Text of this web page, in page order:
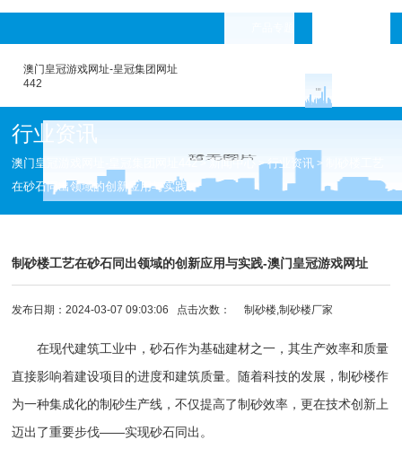
澳门皇冠游戏网址-皇冠集团网址
442
行业资讯
澳门皇冠游戏网址-皇冠集团网址442>新闻中心 >行业资讯 >
在砂石同出领域的创新应用与实践
制砂楼工艺在砂石同出领域的创新应用与实践-澳门皇冠游戏网址
发布日期：2024-03-07 09:03:06 点击次数：制砂楼,制砂楼厂家
在现代建筑工业中，砂石作为基础建材之一，其生产效率和质量
直接影响着建设项目的进度和建筑质量。随着科技的发展，制砂楼作
为一种集成化的制砂生产线 ，不仅提高了制砂效率，更在技术创新上
迈出了重要步伐——实现砂石同出。